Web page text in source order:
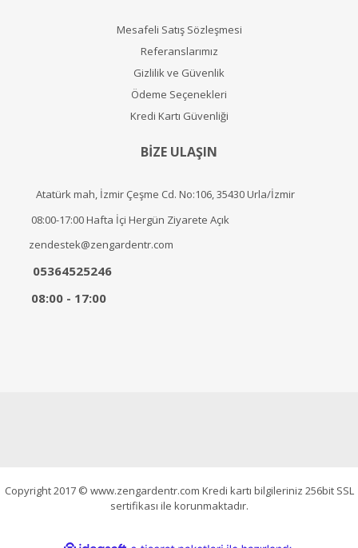
Mesafeli Satış Sözleşmesi
Referanslarımız
Gizlilik ve Güvenlik
Ödeme Seçenekleri
Kredi Kartı Güvenliği
BİZE ULAŞIN
Atatürk mah, İzmir Çeşme Cd. No:106, 35430 Urla/İzmir
08:00-17:00 Hafta İçi Hergün Ziyarete Açık
zendestek@zengardentr.com
05364525246
08:00 - 17:00
Copyright 2017 © www.zengardentr.com Kredi kartı bilgileriniz 256bit SSL
sertifikası ile korunmaktadır.